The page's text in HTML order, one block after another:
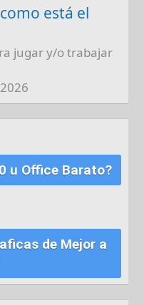
está el
jugar y/o trabajar
u Office Barato?
de Mejor a